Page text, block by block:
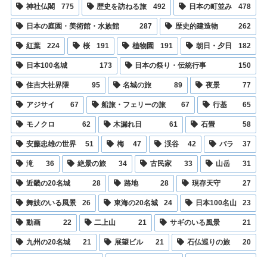
神社仏閣 775 歴史を訪ねる旅 492 日本の町並み 478
日本の庭園・美術館・水族館 287 歴史的建造物 262
紅葉 224 桜 191 植物園 191 朝日・夕日 182
日本100名城 173 日本の祭り・伝統行事 150
住吉大社界隈 95 名城の旅 89 夜景 77
アジサイ 67 船旅・フェリーの旅 67 行基 65
モノクロ 62 木漏れ日 61 石畳 58
安藤忠雄の世界 51 梅 47 渓谷 42 バラ 37
滝 36 絶景の旅 34 古民家 33 山岳 31
近畿の20名城 28 路地 28 現存天守 27
舞妓のいる風景 26 東海の20名城 24 日本100名山 23
動画 22 二上山 21 サギのいる風景 21
九州の20名城 21 展望ビル 21 石仏巡りの旅 20